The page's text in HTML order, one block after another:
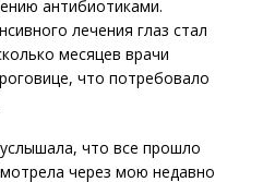
антибиотиками.
лечения глаз стал
месяцев врачи
что потребовало
что все прошло
через мою недавно